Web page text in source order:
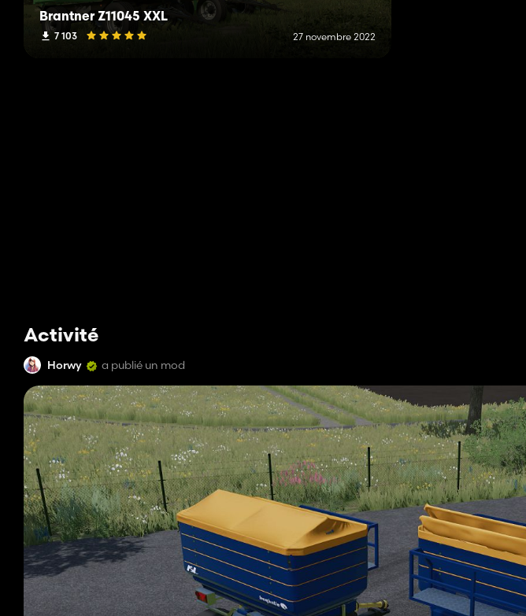
Brantner Z11045 XXL
7 103 27 novembre 2022
Activité
Horwy a publié un mod